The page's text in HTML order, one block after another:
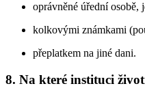
oprávněné úřední
kolkovými známkami
přeplatkem na jiné dani.
8. Na které instituci